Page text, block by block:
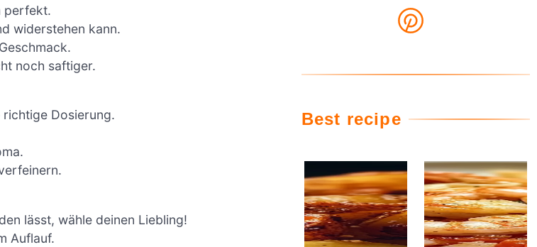
perfekt.
widerstehen kann.
noch saftiger.
Dosierung.
lässt, wähle deinen Liebling!
Auflauf.
Best recipe